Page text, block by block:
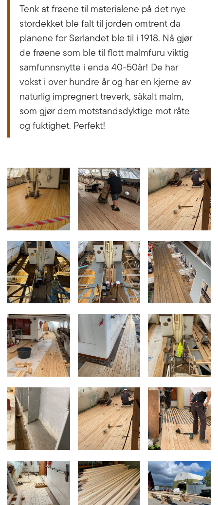
Tenk at frøene til materialene på det nye
stordekket ble falt til jorden omtrent da
planene for Sørlandet ble til i 1918. Nå gjør
de frøene som ble til flott malmfuru viktig
samfunnsnytte i enda 40-50år! De har
vokst i over hundre år og har en kjerne av
naturlig impregnert treverk, såkalt malm,
som gjør dem motstandsdyktige mot råte
og fuktighet. Perfekt!